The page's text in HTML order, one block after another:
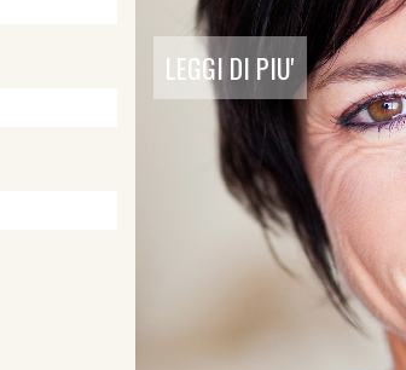
LEGGI DI PIU'